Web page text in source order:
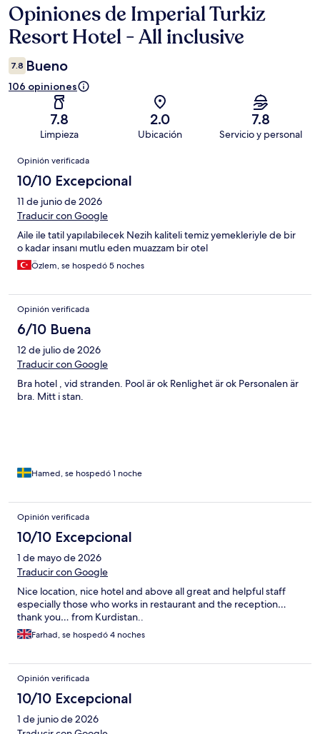
Opiniones
Opiniones de Imperial Turkiz
Resort Hotel - All inclusive
7.8 Bueno
106 opiniones
7.8
Limpieza
2.0
Ubicación
7.8
Servicio y personal
Opiniones
Opinión verificada
10/10 Excepcional
11 de junio de 2026
Traducir con Google
Aile ile tatil yapılabilecek Nezih kaliteli temiz yemekleriyle de bir
o kadar insanı mutlu eden muazzam bir otel
Özlem, se hospedó 5 noches
Opinión verificada
6/10 Buena
12 de julio de 2026
Traducir con Google
Bra hotel , vid stranden. Pool är ok Renlighet är ok Personalen är
bra. Mitt i stan.
Hamed, se hospedó 1 noche
Opinión verificada
10/10 Excepcional
1 de mayo de 2026
Traducir con Google
Nice location, nice hotel and above all great and helpful staff
especially those who works in restaurant and the reception…
thank you… from Kurdistan..
Farhad, se hospedó 4 noches
Opinión verificada
10/10 Excepcional
1 de junio de 2026